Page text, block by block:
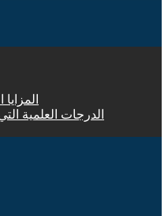
الدرجات العلمية